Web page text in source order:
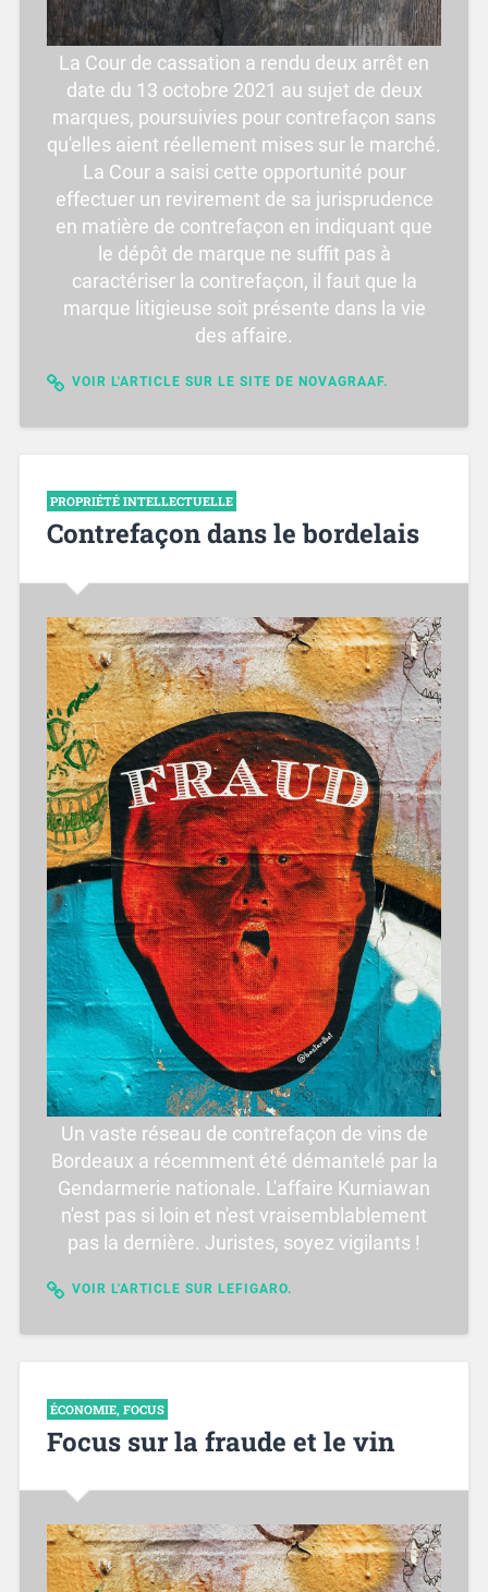
La Cour de cassation a rendu deux arrêt en
date du 13 octobre 2021 au sujet de deux
marques, poursuivies pour contrefaçon sans
qu'elles aient réellement mises sur le marché.
La Cour a saisi cette opportunité pour
effectuer un revirement de sa jurisprudence
en matière de contrefaçon en indiquant que
le dépôt de marque ne suffit pas à
caractériser la contrefaçon, il faut que la
marque litigieuse soit présente dans la vie
des affaire.
VOIR L'ARTICLE SUR LE SITE DE NOVAGRAAF.
PROPRIÉTÉ INTELLECTUELLE
Contrefaçon dans le bordelais
Un vaste réseau de contrefaçon de vins de
Bordeaux a récemment été démantelé par la
Gendarmerie nationale. L'affaire Kurniawan
n'est pas si loin et n'est vraisemblablement
pas la dernière. Juristes, soyez vigilants !
VOIR L'ARTICLE SUR LEFIGARO.
ÉCONOMIE, FOCUS
Focus sur la fraude et le vin